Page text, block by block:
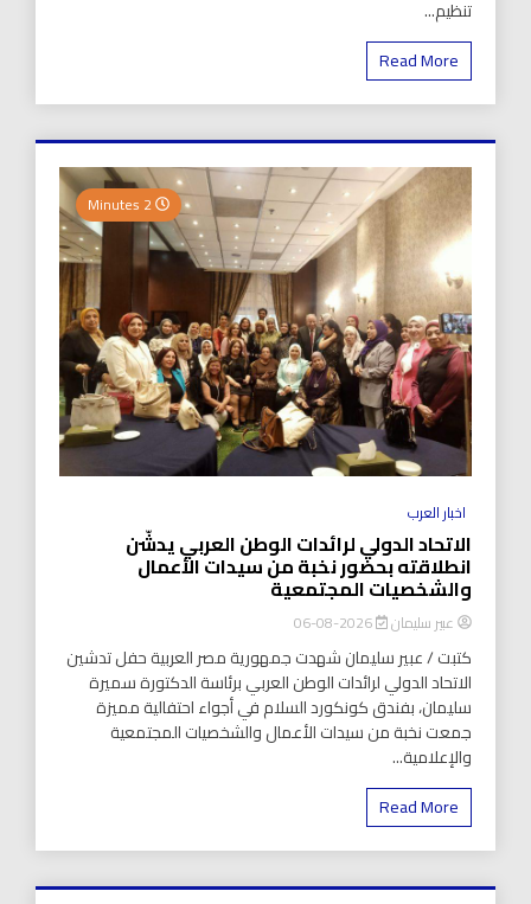
تنظيم...
Read More
اخبار العرب
الاتحاد الدولي لرائدات الوطن العربي يدشّن
انطلاقته بحضور نخبة من سيدات الأعمال
والشخصيات المجتمعية
عبير سليمان 2026-08-06
كتبت / عبير سليمان شهدت جمهورية مصر العربية حفل تدشين
الاتحاد الدولي لرائدات الوطن العربي برئاسة الدكتورة سميرة
سليمان، بفندق كونكورد السلام في أجواء احتفالية مميزة
جمعت نخبة من سيدات الأعمال والشخصيات المجتمعية
والإعلامية...
Read More